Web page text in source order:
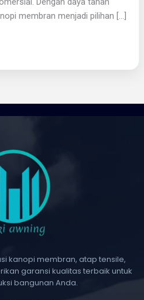
membran menjadi pilihan […]
kanopi membran, atap tensile,
garansi kualitas terbaik untuk
bangunan Anda.